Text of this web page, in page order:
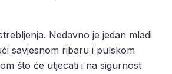
Nedavno je jedan mladi
savjesnom ribaru i pulskom
što će utjecati i na sigurnost